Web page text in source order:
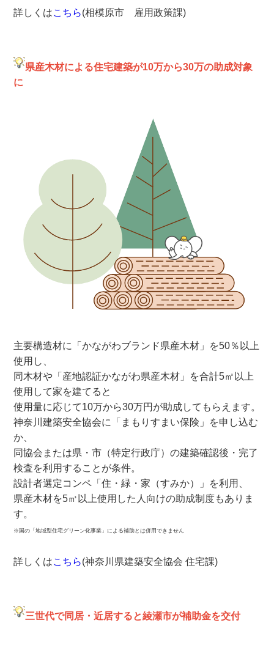
詳しくはこちら(相模原市 雇用政策課)
県産木材による住宅建築が10万から30万の助成対象
に
主要構造材に「かながわブランド県産木材」を50％以上
使用し、
同木材や「産地認証かながわ県産木材」を合計5㎥以上
使用して家を建てると
使用量に応じて10万から30万円が助成してもらえます。
神奈川建築安全協会に「まもりすまい保険」を申し込む
か、
同協会または県・市（特定行政庁）の建築確認後・完了
検査を利用することが条件。
設計者選定コンペ「住・緑・家（すみか）」を利用、
県産木材を5㎥以上使用した人向けの助成制度もありま
す。
※国の「地域型住宅グリーン化事業」による補助とは併用できません
詳しくはこちら(神奈川県建築安全協会 住宅課)
三世代で同居・近居すると綾瀬市が補助金を交付